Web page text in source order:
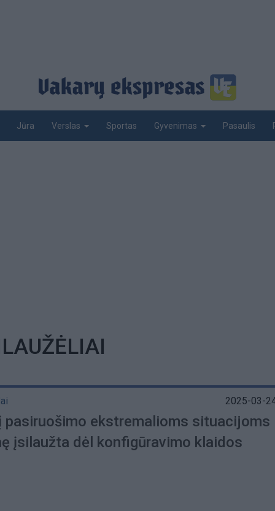
Jūra Verslas Sportas Gyvenimas Pasaulis
2025-03-
į pasiruošimo ekstremalioms situacijoms
įsilaužta dėl konfigūravimo klaidos